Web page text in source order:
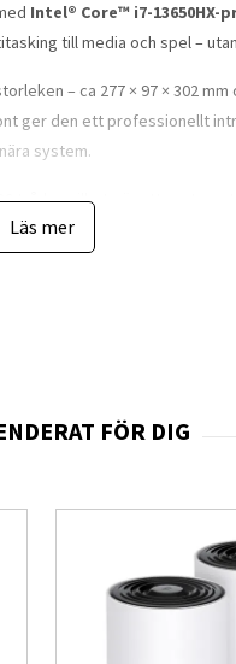
Intel® Core™ i7-13650HX-
till media och spel –
– ca 277 × 97 × 302
ger den ett professionellt
system.
trådar, vilket gör att
flera samtidiga program –
redo för både arbete
är tunga
för krävande arbetsflöden
Läs mer